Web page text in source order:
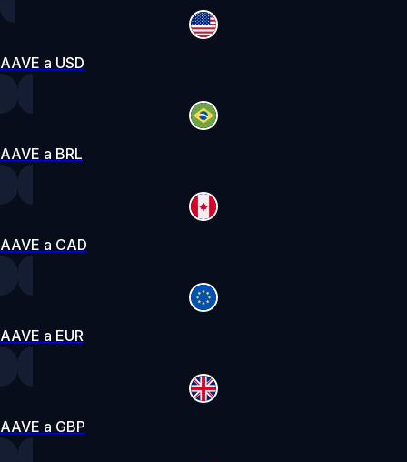
AAVE a USD
AAVE a BRL
AAVE a CAD
AAVE a EUR
AAVE a GBP